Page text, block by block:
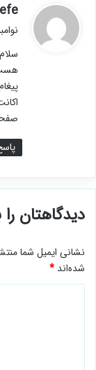
نوامبر 22, 2022 در
هست
دیدگاهتان
نشانی ایمیل شما
شده‌اند *